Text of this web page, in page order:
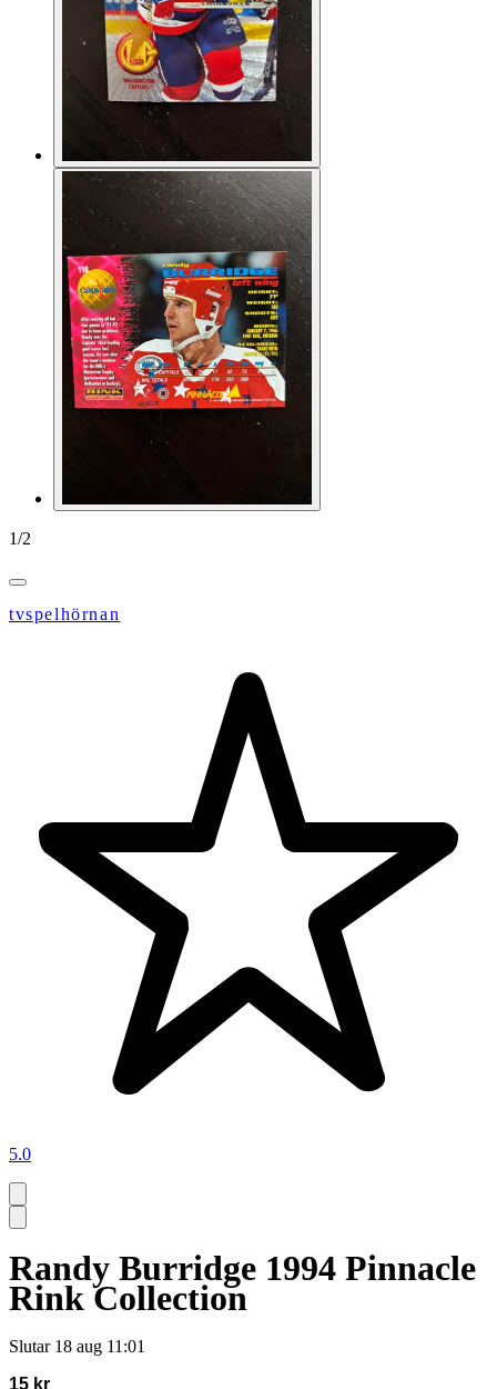
1/2
tvspelhörnan
5.0
Randy Burridge 1994 Pinnacle
Rink Collection
Slutar 18 aug 11:01
15 kr